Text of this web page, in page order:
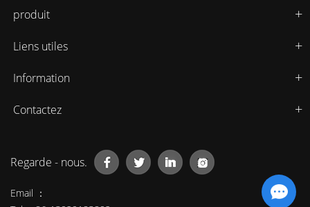
produit
Liens utiles
Information
Contactez
Regarde - nous.
Email ：